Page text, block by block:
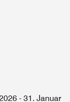
- 31. Januar